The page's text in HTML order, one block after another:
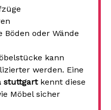
oder Wände
kann
werden. Eine
stuttgartkennt diese
Möbel sicher